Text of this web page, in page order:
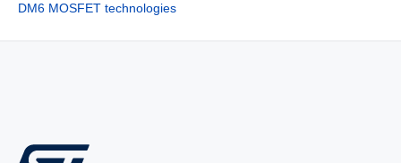
DM6 MOSFET technologies